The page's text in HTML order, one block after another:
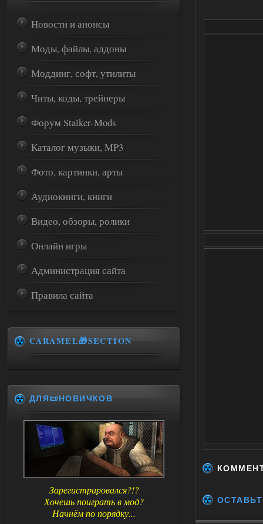
Новости и анонсы
Моды, файлы, аддоны
Моддинг, софт, утилиты
Читы, коды, трейнеры
Форум Stalker-Mods
Каталог музыки, MP3
Фото, картинки, арты
Аудиокниги, книги
Видео, обзоры, ролики
Онлайн игры
Администрация сайта
Правила сайта
CARAMEL🎁SECTION
ДЛЯ📜НОВИЧКОВ
Зарегистрировался?!?
Хочешь поиграть в мод?
Начнём по порядку...